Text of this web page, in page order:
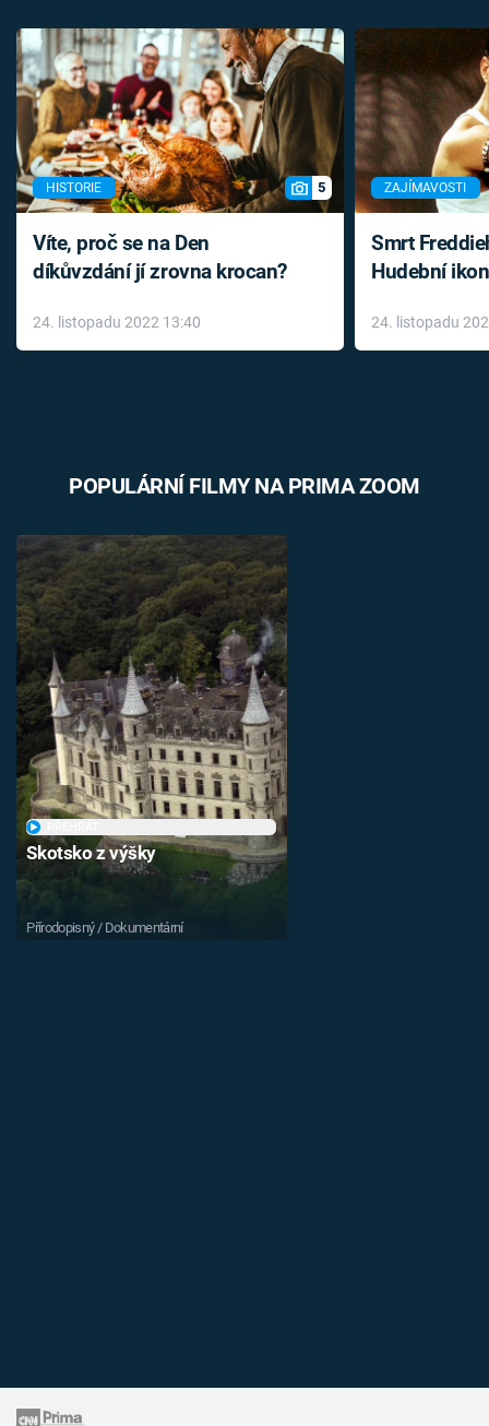
HISTORIE 5
Víte, proč se na Den
díkůvzdání jí zrovna krocan?
24. listopadu 2022 13:40
ZAJÍMAVOSTI
Smrt
Hudební
léky
24. listopadu
POPULÁRNÍ FILMY NA PRIMA ZOOM
Skotsko z výšky
Přírodopisný / Dokumentární